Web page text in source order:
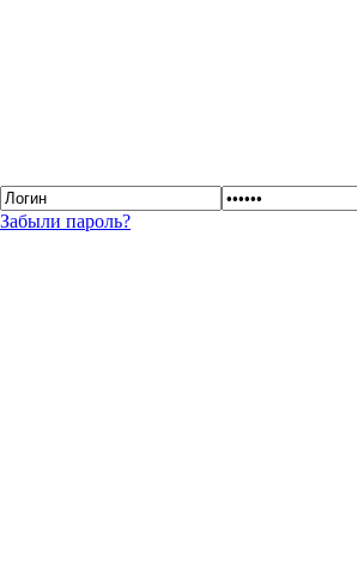
Забыли пароль?